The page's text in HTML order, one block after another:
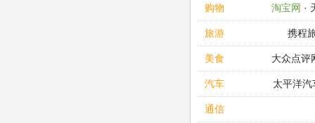
购物
淘宝网 ·
旅游 携程
美食 大众点评
汽车 太平洋汽
通信